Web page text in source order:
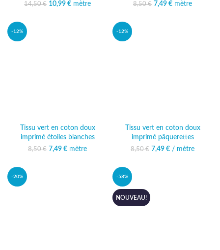
14,50€ Le prix initial était :
10,99 €
Le prix
mètre 8,50€ Le prix initial était :
7,49 € Le prix actuel
mètre
-12%
Tissu vert en coton doux
imprimé étoiles blanches
8,50€ Le prix initial était :
7,49 € Le prix actuel
mètre
-12%
Tissu vert en coton doux
imprimé pâquerettes
8,50€
Le prix initial était :
7,49 € Le prix actuel
/ mètre
-20% -58%
NOUVEAU!